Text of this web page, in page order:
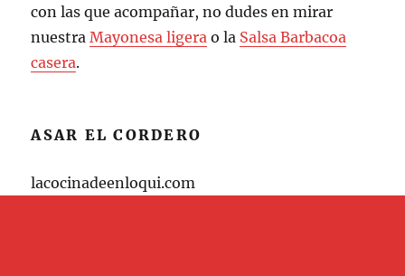
con las que acompañar, no dudes en mirar
nuestra Mayonesa ligera o la Salsa Barbacoa
casera.
ASAR EL CORDERO
lacocinadeenloqui.com